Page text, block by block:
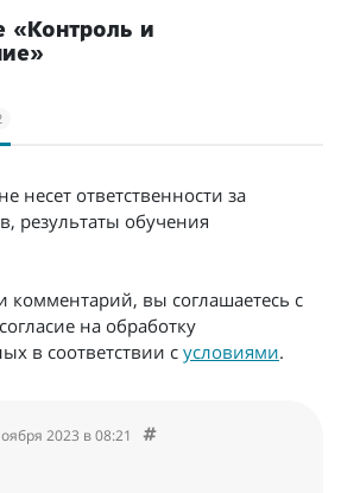
«Контроль и
несет ответственности за
результаты обучения
комментарий, вы соглашаетесь с
на обработку
в соответствии с условиями.
2023 в 08:21